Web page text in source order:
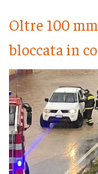
Oltre 100
bloccata in